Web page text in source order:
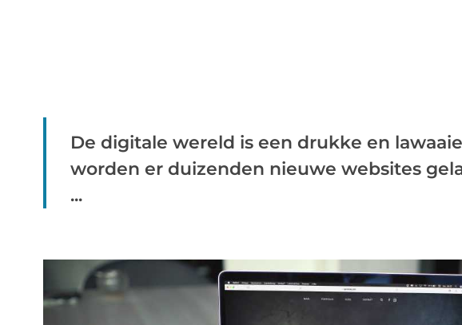
De digitale wereld is een drukke en
worden er duizenden nieuwe websites
...